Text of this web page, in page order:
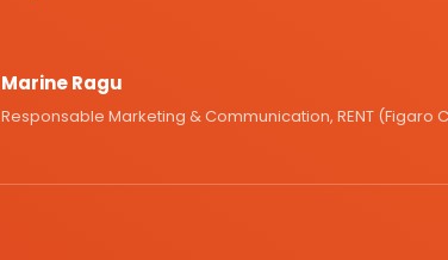
Marine Ragu
Responsable Marketing & Communication, RENT (Figaro